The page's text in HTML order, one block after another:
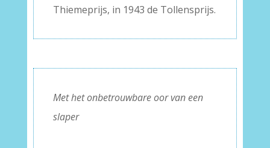
Thiemeprijs, in 1943 de Tollensprijs.
Met het onbetrouwbare oor van een
slaper